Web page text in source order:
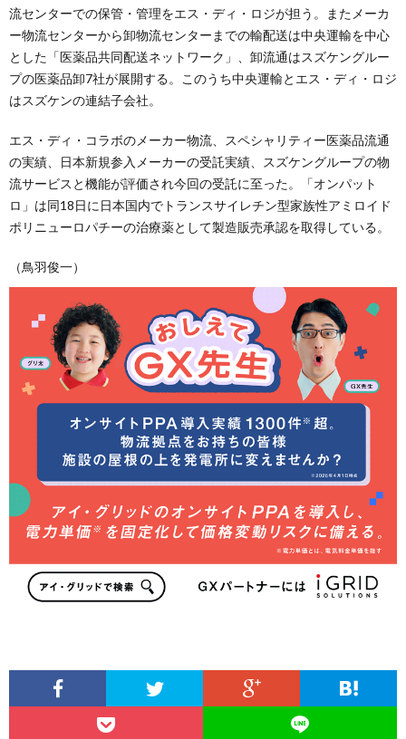
流センターでの保管・管理をエス・ディ・ロジが担う。またメーカ
ー物流センターから卸物流センターまでの輸配送は中央運輸を中心
とした「医薬品共同配送ネットワーク」、卸流通はスズケングルー
プの医薬品卸7社が展開する。このうち中央運輸とエス・ディ・ロジ
はスズケンの連結子会社。
エス・ディ・コラボのメーカー物流、スペシャリティー医薬品流通
の実績、日本新規参入メーカーの受託実績、スズケングループの物
流サービスと機能が評価され今回の受託に至った。「オンパット
ロ」は同18日に日本国内でトランスサイレチン型家族性アミロイド
ポリニューロパチーの治療薬として製造販売承認を取得している。
（鳥羽俊一）